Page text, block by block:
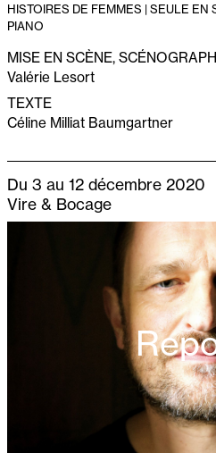
HISTOIRES DE FEMMES | SEULE
PIANO
MISE EN SCÈNE,
Valérie Lesort
TEXTE
Céline Milliat Baumgartner
Du 3 au 12 décembre 2020
Vire & Bocage